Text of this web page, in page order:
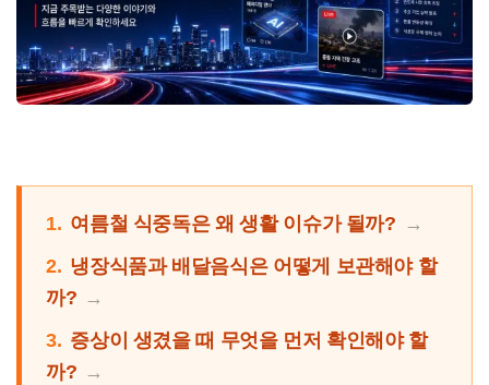
1. 여름철 식중독은 왜 생활 이슈가 될까?
2. 냉장식품과 배달음식은 어떻게 보관해야 할
까?
3. 증상이 생겼을 때 무엇을 먼저 확인해야 할
까?